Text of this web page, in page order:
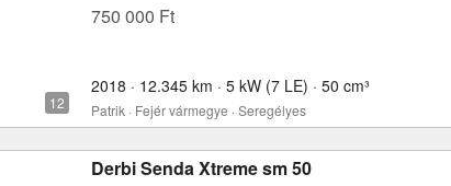
750 000 Ft
2018 · 12.345 km · 5 kW (7 LE) · 50 cm³
Patrik · Fejér vármegye · Seregélyes
Derbi Senda Xtreme sm 50